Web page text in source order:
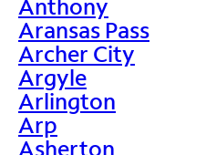
Anthony
Aransas Pass
Archer City
Argyle
Arlington
Arp
Asherton